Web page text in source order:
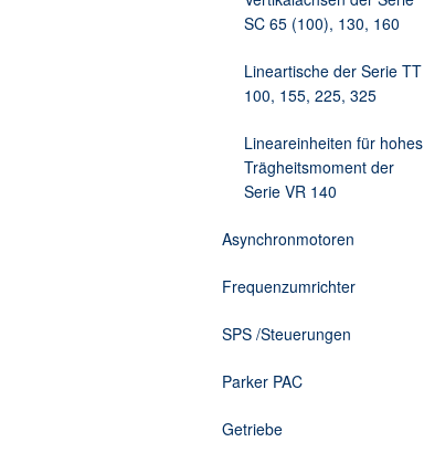
SC 65 (100), 130, 160
Lineartische der Serie TT
100, 155, 225, 325
Lineareinheiten für hohes
Trägheitsmoment der
Serie VR 140
Asynchronmotoren
Frequenzumrichter
SPS /Steuerungen
Parker PAC
Getriebe